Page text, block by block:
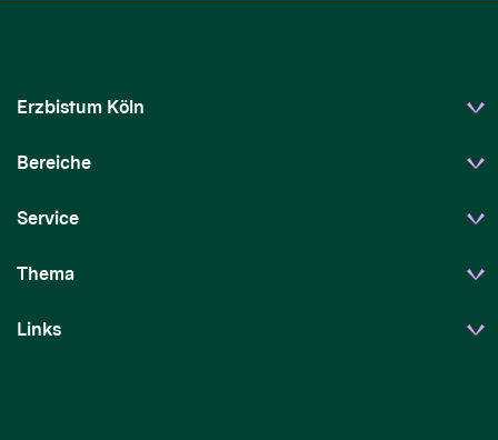
Erzbistum Köln
Bereiche
Service
Thema
Links